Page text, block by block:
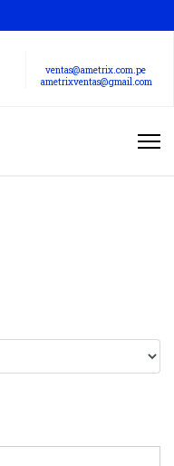
ventas@ametrix.com.pe
ametrixventas@gmail.com